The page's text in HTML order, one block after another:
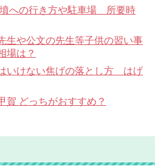
への行き方や駐車場 所要時
生や公文の先生等子供の習い事
場は？
いけない焦げの落とし方 はげ
賀 どっちがおすすめ？